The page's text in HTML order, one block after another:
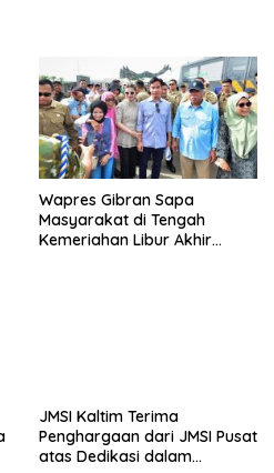
Wapres Gibran Sapa
Masyarakat di Tengah
Kemeriahan Libur Akhir
JMSI Kaltim Terima
Penghargaan dari JMSI Pusat
atas Dedikasi dalam